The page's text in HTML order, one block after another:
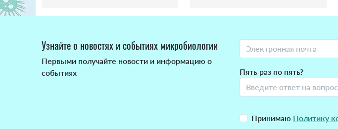
Узнайте о новостях и событиях микробиологии
Первыми получайте новости и информацию о
событиях
Пять раз по пять?
Принимаю Политику